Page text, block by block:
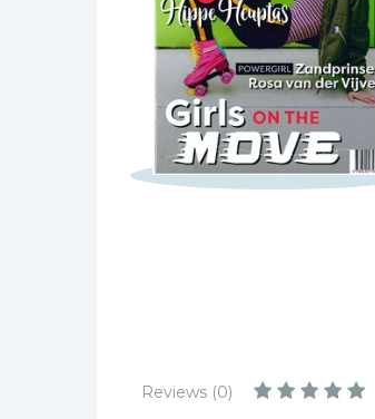
Christelijke spellen
Christelijke stripboeken
Eten en koken
Evangelisatiemateriaal
Geschiedenis
Israël / Jodendom
Management &
Reviews (0)
* = verplicht